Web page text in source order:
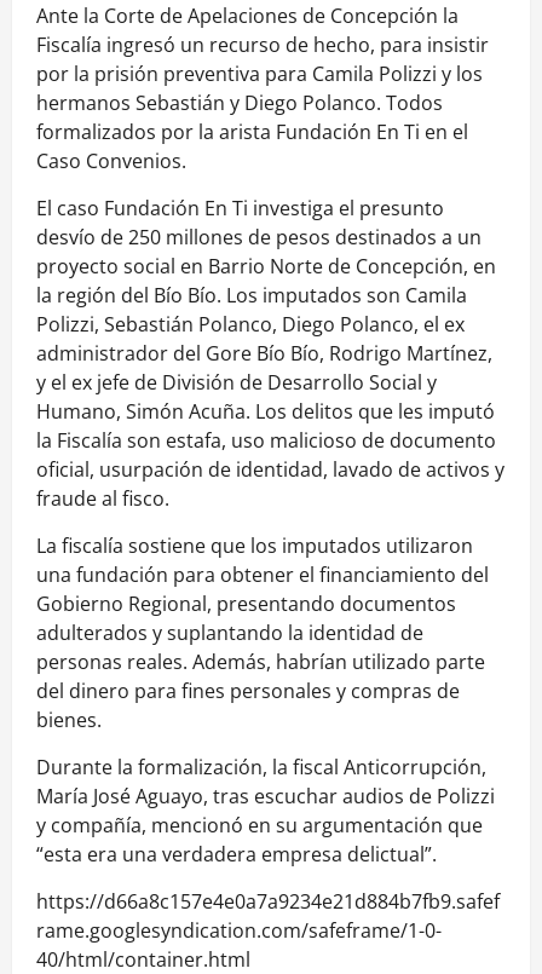
Ante la Corte de Apelaciones de Concepción la
Fiscalía ingresó un recurso de hecho, para insistir
por la prisión preventiva para Camila Polizzi y los
hermanos Sebastián y Diego Polanco. Todos
formalizados por la arista Fundación En Ti en el
Caso Convenios.
El caso Fundación En Ti investiga el presunto
desvío de 250 millones de pesos destinados a un
proyecto social en Barrio Norte de Concepción, en
la región del Bío Bío. Los imputados son Camila
Polizzi, Sebastián Polanco, Diego Polanco, el ex
administrador del Gore Bío Bío, Rodrigo Martínez,
y el ex jefe de División de Desarrollo Social y
Humano, Simón Acuña. Los delitos que les imputó
la Fiscalía son estafa, uso malicioso de documento
oficial, usurpación de identidad, lavado de activos y
fraude al fisco.
La fiscalía sostiene que los imputados utilizaron
una fundación para obtener el financiamiento del
Gobierno Regional, presentando documentos
adulterados y suplantando la identidad de
personas reales. Además, habrían utilizado parte
del dinero para fines personales y compras de
bienes.
Durante la formalización, la fiscal Anticorrupción,
María José Aguayo, tras escuchar audios de Polizzi
y compañía, mencionó en su argumentación que
“esta era una verdadera empresa delictual”.
https://d66a8c157e4e0a7a9234e21d884b7fb9.safef
rame.googlesyndication.com/safeframe/1-0-
40/html/container.html